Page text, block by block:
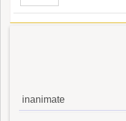
inanimate